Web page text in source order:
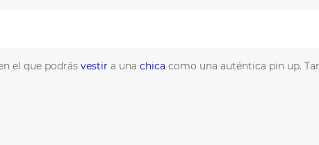
el que podrás vestir a una chica como una auténtica pin up.